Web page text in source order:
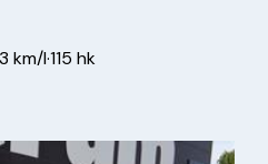
km/l·115 hk